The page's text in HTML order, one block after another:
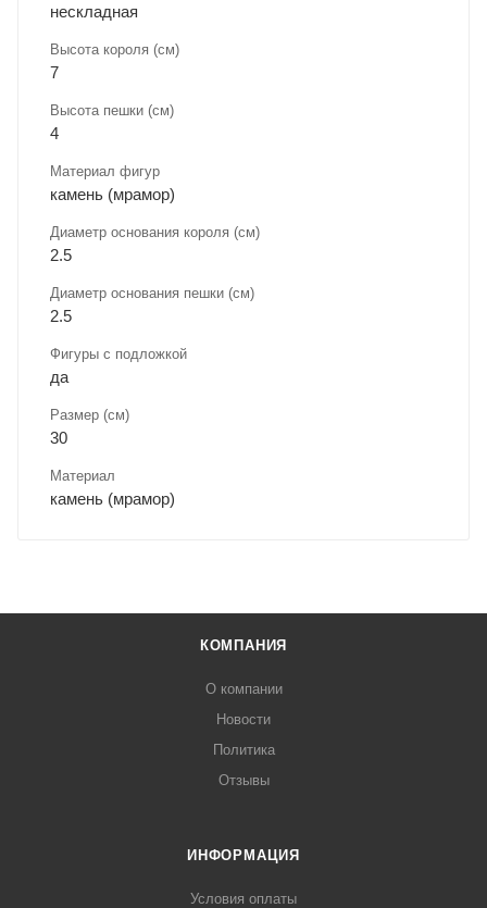
нескладная
Высота короля (см)
7
Высота пешки (см)
4
Материал фигур
камень (мрамор)
Диаметр основания короля (см)
2.5
Диаметр основания пешки (см)
2.5
Фигуры с подложкой
да
Размер (см)
30
Материал
камень (мрамор)
КОМПАНИЯ
О компании
Новости
Политика
Отзывы
ИНФОРМАЦИЯ
Условия оплаты